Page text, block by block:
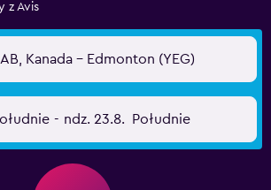
z Avis
Kanada - Edmonton (YEG)
- ndz. 23.8. Południe